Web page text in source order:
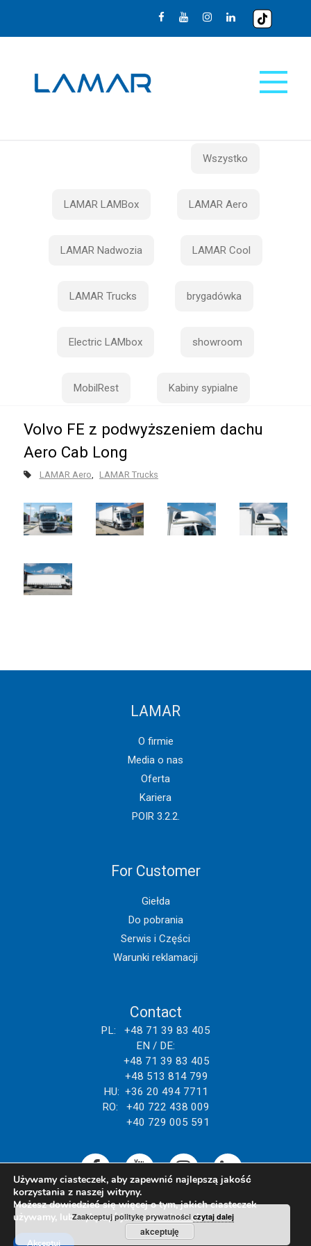
Wszystko
LAMAR LAMBox LAMAR Aero
LAMAR Nadwozia LAMAR Cool
LAMAR Trucks brygadówka
Electric LAMbox showroom
MobilRest Kabiny sypialne
Volvo FE z podwyższeniem dachu
Aero Cab Long
LAMAR Aero LAMAR Trucks
LAMAR
O firmie
Media o nas
Oferta
Kariera
POIR 3.2.2.
For Customer
Giełda
Do pobrania
Serwis i Części
Warunki reklamacji
Contact
PL: +48 71 39 83 405
EN / DE:
+48 71 39 83 405
+48 513 814 799
HU: +36 20 494 7711
RO: +40 722 438 009
+40 729 005 591
Używamy ciasteczek, aby zapewnić najlepszą jakość
korzystania z naszej witryny.
Możesz dowiedzieć się więcej o tym, jakich ciasteczek
używamy, lub wyłączyć je wustawieniach.
Akceptuj
Zaakceptuj politykę prywatnościczytaj dalej
akceptuję